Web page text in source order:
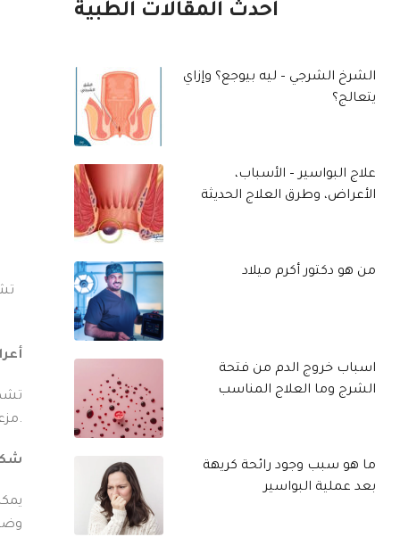
مزعجة وتتطلب العلاج الفوري لمنع تفاقم الحالة.
أحدث المقالات الطبية
الشرخ الشرجي – ليه بيوجع؟ وإزاي
يتعالج؟
علاج البواسير – الأسباب،
الأعراض، وطرق العلاج الحديثة
من هو دكتور أكرم ميلاد
اسباب خروج الدم من فتحة
الشرج وما العلاج المناسب
ما هو سبب وجود رائحة كريهة
بعد عملية البواسير